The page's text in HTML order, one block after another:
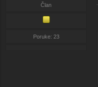
Član
Poruke: 23